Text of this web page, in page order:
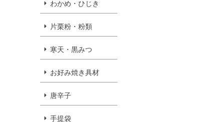
わかめ・ひじき
片栗粉・粉類
寒天・黒みつ
お好み焼き具材
唐辛子
手提袋